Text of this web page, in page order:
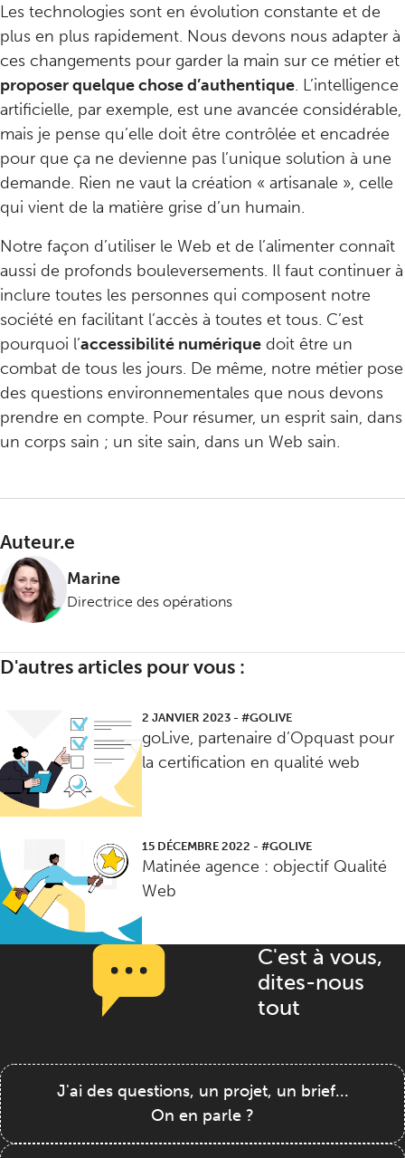
Les technologies sont en évolution constante et de
plus en plus rapidement. Nous devons nous adapter à
ces changements pour garder la main sur ce métier et
proposer quelque chose d’authentique. L’intelligence
artificielle, par exemple, est une avancée considérable,
mais je pense qu’elle doit être contrôlée et encadrée
pour que ça ne devienne pas l’unique solution à une
demande. Rien ne vaut la création « artisanale », celle
qui vient de la matière grise d’un humain.
Notre façon d’utiliser le Web et de l’alimenter connaît
aussi de profonds bouleversements. Il faut continuer à
inclure toutes les personnes qui composent notre
société en facilitant l’accès à toutes et tous. C’est
pourquoi l’accessibilité numérique doit être un
combat de tous les jours. De même, notre métier pose
des questions environnementales que nous devons
prendre en compte. Pour résumer, un esprit sain, dans
un corps sain ; un site sain, dans un Web sain.
Auteur.e
Marine
Directrice des opérations
D'autres articles pour vous :
2 JANVIER 2023 - #GOLIVE
goLive, partenaire d’Opquast pour
la certification en qualité web
15 DÉCEMBRE 2022 - #GOLIVE
Matinée agence : objectif Qualité
Web
C'est à vous,
dites-nous
tout
J'ai des questions, un projet, un brief...
On en parle ?